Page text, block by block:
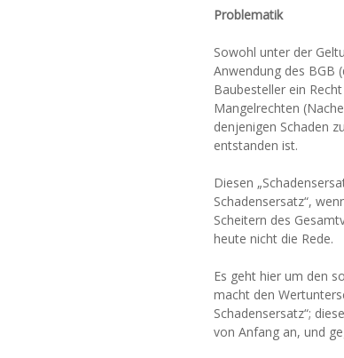
Problematik
Sowohl unter der
Anwendung des BGB
Baubesteller ein
Mangelrechten
denjenigen Schaden
entstanden ist.
Diesen
Schadensersatz“,
Scheitern des
heute nicht die Rede.
Es geht hier um den
macht den
Schadensersatz“;
von Anfang an, und